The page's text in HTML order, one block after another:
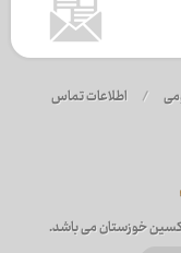
/ اطلاعات تماس
خوزستان می باشد.